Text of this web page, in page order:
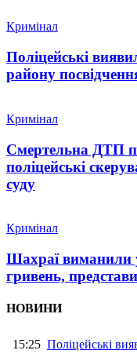
Кримінал
Поліцейські
району
Кримінал
Смертельна ДТП
поліцейські
суду
Кримінал
Шахраї виманили
гривень,
НОВИНИ
15:25 Поліцейські